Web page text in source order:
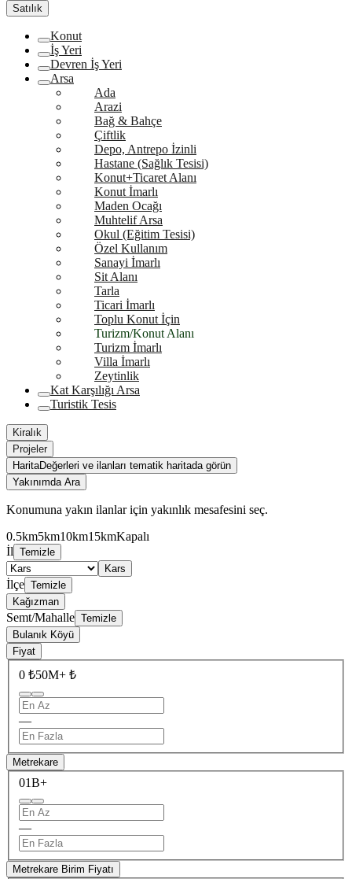
Satılık
Konut
İş Yeri
Devren İş Yeri
Arsa
Ada
Arazi
Bağ & Bahçe
Çiftlik
Depo, Antrepo İzinli
Hastane (Sağlık Tesisi)
Konut+Ticaret Alanı
Konut İmarlı
Maden Ocağı
Muhtelif Arsa
Okul (Eğitim Tesisi)
Özel Kullanım
Sanayi İmarlı
Sit Alanı
Tarla
Ticari İmarlı
Toplu Konut İçin
Turizm/Konut Alanı
Turizm İmarlı
Villa İmarlı
Zeytinlik
Kat Karşılığı Arsa
Turistik Tesis
Kiralık
Projeler
HaritaDeğerleri ve ilanları tematik haritada görün
Yakınımda Ara
Konumuna yakın ilanlar için yakınlık mesafesini seç.
0.5km5km10km15kmKapalı
İl Temizle
Kars
İlçe Temizle
Kağızman
Semt/Mahalle Temizle
Bulanık Köyü
Fiyat
0 ₺50M+ ₺
—
Metrekare
01B+
—
Metrekare Birim Fiyatı